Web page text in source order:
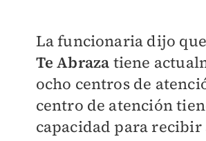
La funcionaria dijo que
Te Abraza tiene
ocho centros de
centro de atención
capacidad para recibir